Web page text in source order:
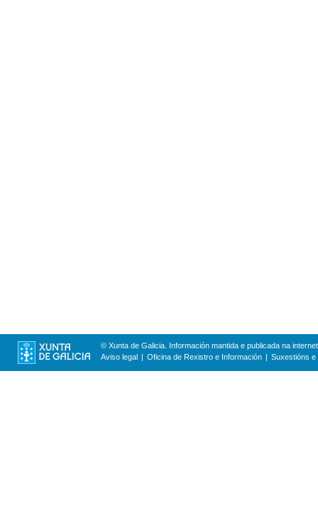
© Xunta de Galicia. Información mantida e publicada na
Aviso legal
Oficina de Rexistro e Información Suxestións e